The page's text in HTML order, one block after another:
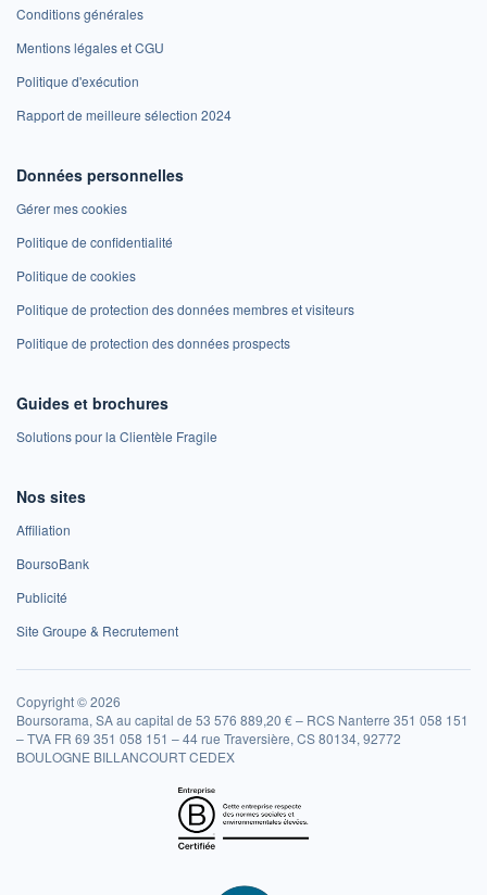
Conditions générales
Mentions légales et CGU
Politique d'exécution
Rapport de meilleure sélection 2024
Données personnelles
Gérer mes cookies
Politique de confidentialité
Politique de cookies
Politique de protection des données membres et visiteurs
Politique de protection des données prospects
Guides et brochures
Solutions pour la Clientèle Fragile
Nos sites
Affiliation
BoursoBank
Publicité
Site Groupe & Recrutement
Copyright © 2026
Boursorama, SA au capital de 53 576 889,20 € – RCS Nanterre 351 058 151
– TVA FR 69 351 058 151 – 44 rue Traversière, CS 80134, 92772
BOULOGNE BILLANCOURT CEDEX